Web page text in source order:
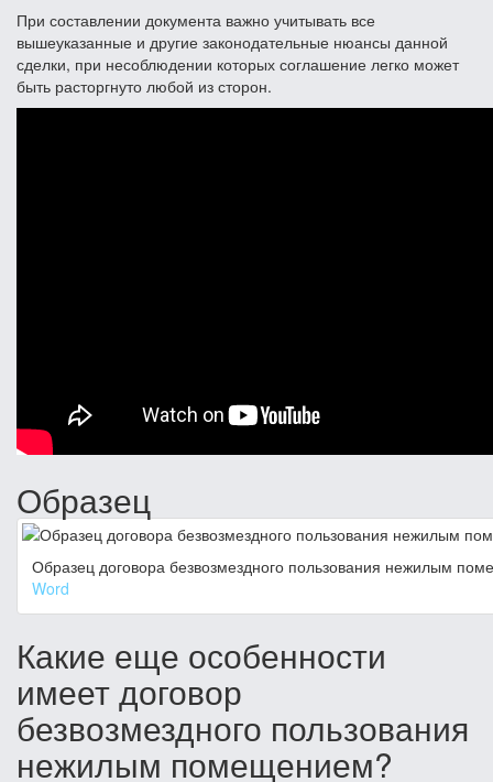
При составлении документа важно учитывать все
вышеуказанные и другие законодательные нюансы данной
сделки, при несоблюдении которых соглашение легко может
быть расторгнуто любой из сторон.
Образец
Образец договора безвозмездного пользования нежилым
Word
Какие еще особенности
имеет договор
безвозмездного пользования
нежилым помещением?